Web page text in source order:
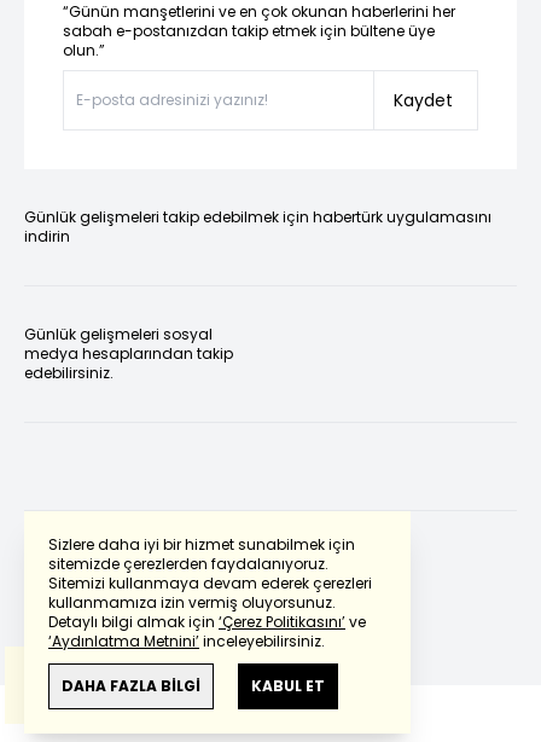
Sizlere daha iyi bir hizmet sunabilmek için
sitemizde çerezlerden faydalanıyoruz.
Sitemizi kullanmaya devam ederek çerezleri
kullanmamıza izin vermiş oluyorsunuz.
Detaylı bilgi almak için ‘Çerez Politikasını’ve
‘Aydınlatma Metnini’inceleyebilirsiniz.
DAHA FAZLA BİLGİ KABUL ET
“Günün manşetlerini ve en çok okunan haberlerini her
sabah e-postanızdan takip etmek için bültene üye
olun.”
Kaydet
Günlük gelişmeleri takip edebilmek için habertürk uygulamasını
indirin
Günlük gelişmeleri sosyal
medya hesaplarından takip
edebilirsiniz.
Powered by Translate
Bu çevirideGoogle Transletekullanılmıştır.
Anlam ve çeviri hatalarından
haberturk.com
sorumlu değildir.